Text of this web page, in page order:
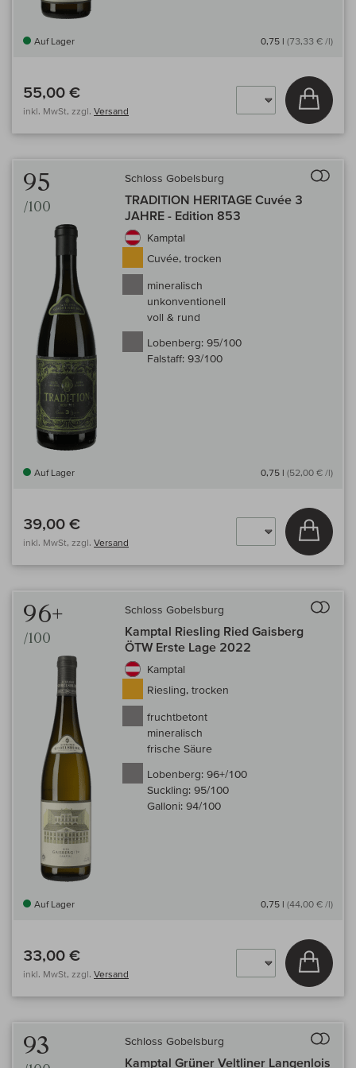
Auf Lager 0,75 l (73,33 € /l)
55,00 €
inkl. MwSt, zzgl. Versand
In
95
/100
Schloss Gobelsburg
TRADITION HERITAGE Cuvée 3
JAHRE - Edition 853
Kamptal
Cuvée, trocken
mineralisch
unkonventionell
voll & rund
Lobenberg: 95/100
Falstaff: 93/100
Auf Lager 0,75 l (52,00 € /l)
39,00 €
inkl. MwSt, zzgl. Versand
In
96+
/100
Schloss Gobelsburg
Kamptal Riesling Ried Gaisberg
ÖTW Erste Lage 2022
Kamptal
Riesling, trocken
fruchtbetont
mineralisch
frische Säure
Lobenberg: 96+/100
Suckling: 95/100
Galloni: 94/100
Auf Lager 0,75 l (44,00 € /l)
33,00 €
inkl. MwSt, zzgl. Versand
In
93 Schloss Gobelsburg
Kamptal Grüner Veltliner Langenlois